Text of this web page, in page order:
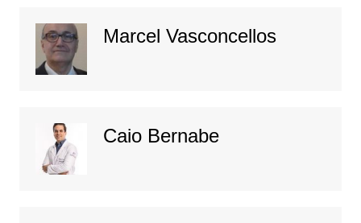
Marcel Vasconcellos
Caio Bernabe